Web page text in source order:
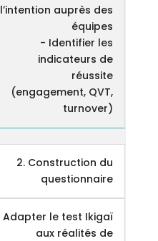
l’intention auprès des
équipes
- Identifier les
indicateurs de
réussite
(engagement, QVT,
turnover)
2. Construction du
questionnaire
Adapter le test Ikigaï
aux réalités de